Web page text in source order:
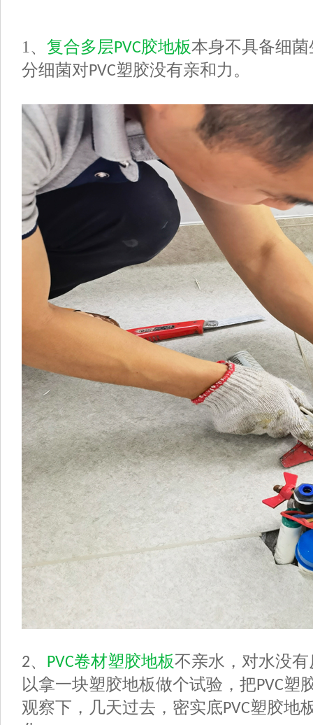
1、 复合多层PVC胶地板本身不具备细
分细菌对PVC塑胶没有亲和力。
2、 PVC卷材塑胶地板不亲水，对水没
以拿一块塑胶地板做个试验，把PVC塑
观察下，几天过去， 密实底PVC塑胶地